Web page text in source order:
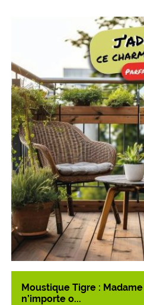
Moustique Tigre :
n’importe o...